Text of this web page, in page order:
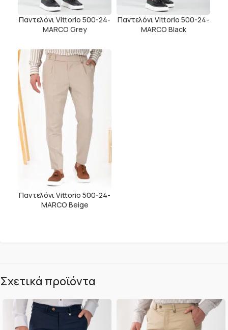
Παντελόνι Vittorio 500-24-
MARCO Grey
Παντελόνι Vittorio 500-24-
MARCO Black
Παντελόνι Vittorio 500-24-
MARCO Beige
Σχετικά προϊόντα